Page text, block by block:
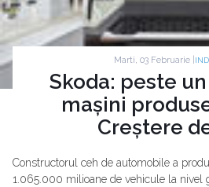
Marti, 03 Februarie |
Skoda: peste
mașini
Creștere
Constructorul ceh de automobile a
1.065.000 milioane de vehicule la nivel